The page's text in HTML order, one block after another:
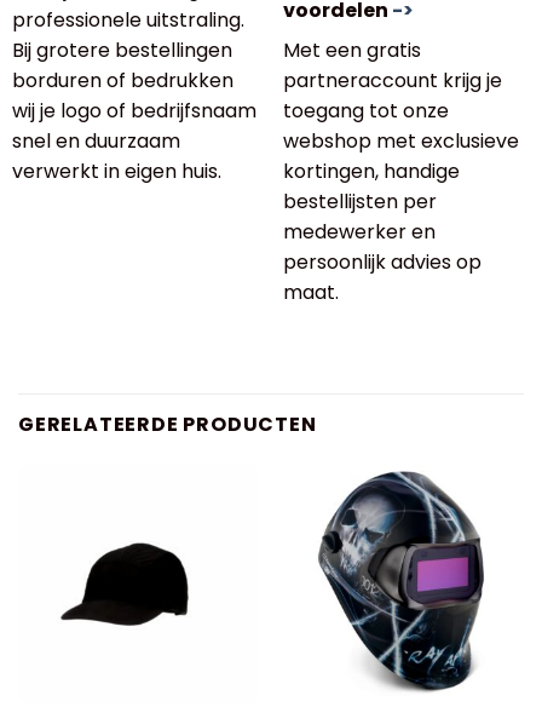
professionele uitstraling.
Bij grotere bestellingen
borduren of bedrukken
wij je logo of bedrijfsnaam
snel en duurzaam
verwerkt in eigen huis.
voordelen ->
Met een gratis
partneraccount krijg je
toegang tot onze
webshop met exclusieve
kortingen, handige
bestellijsten per
medewerker en
persoonlijk advies op
maat.
GERELATEERDE PRODUCTEN